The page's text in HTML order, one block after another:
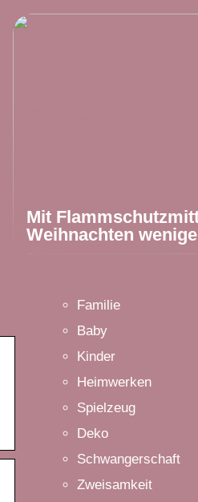
Mit
Weihnachten
Familie
Baby
Kinder
Heimwerken
Spielzeug
Deko
Schwangerschaft
Zweisamkeit